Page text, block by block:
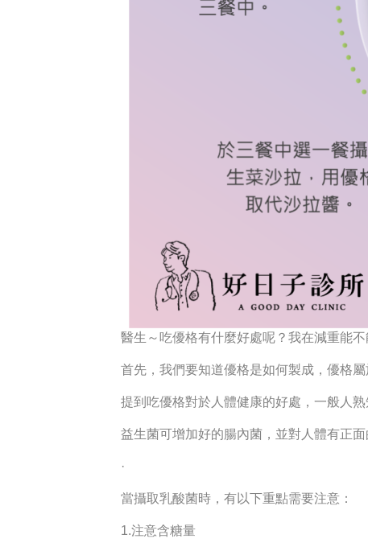
醫生～吃優格有什麼好處呢？我在減重能不
首先，我們要知道優格是如何製成，優格
提到吃優格對於人體健康的好處，一般人
益生菌可增加好的腸內菌，並對人體有正
·
當攝取乳酸菌時，有以下重點需要注意：
1.注意含糖量